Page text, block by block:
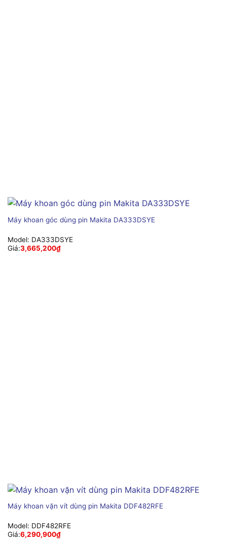
Máy khoan góc dùng pin Makita DA333DSYE
Model: DA333DSYE
Giá:3,665,200₫
Máy khoan vặn vít dùng pin Makita DDF482RFE
Model: DDF482RFE
Giá:6,290,900₫